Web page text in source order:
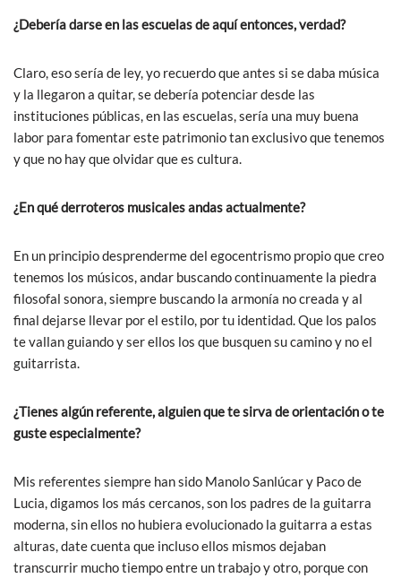
¿Debería darse en las escuelas de aquí entonces, verdad?
Claro, eso sería de ley, yo recuerdo que antes si se daba música
y la llegaron a quitar, se debería potenciar desde las
instituciones públicas, en las escuelas, sería una muy buena
labor para fomentar este patrimonio tan exclusivo que tenemos
y que no hay que olvidar que es cultura.
¿En qué derroteros musicales andas actualmente?
En un principio desprenderme del egocentrismo propio que creo
tenemos los músicos, andar buscando continuamente la piedra
filosofal sonora, siempre buscando la armonía no creada y al
final dejarse llevar por el estilo, por tu identidad. Que los palos
te vallan guiando y ser ellos los que busquen su camino y no el
guitarrista.
¿Tienes algún referente, alguien que te sirva de orientación o te
guste especialmente?
Mis referentes siempre han sido Manolo Sanlúcar y Paco de
Lucia, digamos los más cercanos, son los padres de la guitarra
moderna, sin ellos no hubiera evolucionado la guitarra a estas
alturas, date cuenta que incluso ellos mismos dejaban
transcurrir mucho tiempo entre un trabajo y otro, porque con